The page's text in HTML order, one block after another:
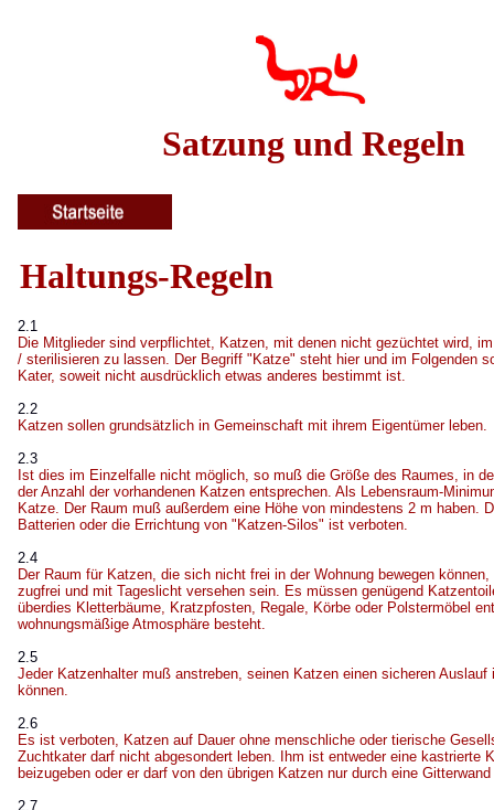
Satzung und Regeln
Haltungs-Regeln
2.1
Die Mitglieder sind verpflichtet, Katzen, mit denen nicht gezüchtet wird,
/ sterilisieren zu lassen. Der Begriff "Katze" steht hier und im Folgenden
Kater, soweit nicht ausdrücklich etwas anderes bestimmt ist.
2.2
Katzen sollen grundsätzlich in Gemeinschaft mit ihrem Eigentümer leben.
2.3
Ist dies im Einzelfalle nicht möglich, so muß die Größe des Raumes, in
der Anzahl der vorhandenen Katzen entsprechen. Als Lebensraum-
Katze. Der Raum muß außerdem eine Höhe von mindestens 2 m haben.
Batterien oder die Errichtung von "Katzen-Silos" ist verboten.
2.4
Der Raum für Katzen, die sich nicht frei in der Wohnung bewegen
zugfrei und mit Tageslicht versehen sein. Es müssen genügend
überdies Kletterbäume, Kratzpfosten, Regale, Körbe oder Polstermöbel
wohnungsmäßige Atmosphäre besteht.
2.5
Jeder Katzenhalter muß anstreben, seinen Katzen einen sicheren Auslauf
können.
2.6
Es ist verboten, Katzen auf Dauer ohne menschliche oder tierische
Zuchtkater darf nicht abgesondert leben. Ihm ist entweder eine kastrierte
beizugeben oder er darf von den übrigen Katzen nur durch eine
2.7